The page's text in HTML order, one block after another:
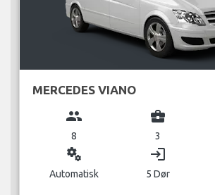
MERCEDES VIANO
group
8
business_center
3
miscellaneous_services
Automatisk
login
5 Dør